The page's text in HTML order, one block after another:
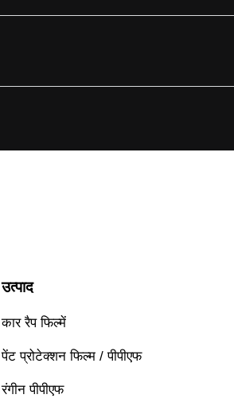
उत्पाद
कार रैप फिल्में
पेंट प्रोटेक्शन फिल्म / पीपीएफ
रंगीन पीपीएफ